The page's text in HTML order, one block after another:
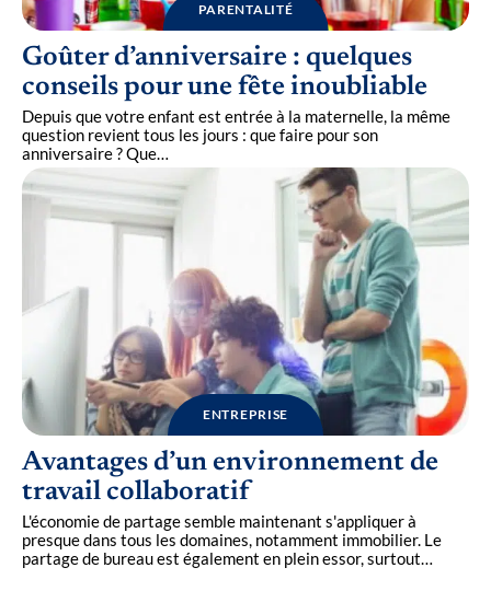
PARENTALITÉ
Goûter d’anniversaire : quelques
conseils pour une fête inoubliable
Depuis que votre enfant est entrée à la maternelle, la même
question revient tous les jours : que faire pour son
anniversaire ? Que…
ENTREPRISE
Avantages d’un environnement de
travail collaboratif
L'économie de partage semble maintenant s'appliquer à
presque dans tous les domaines, notamment immobilier. Le
partage de bureau est également en plein essor, surtout…